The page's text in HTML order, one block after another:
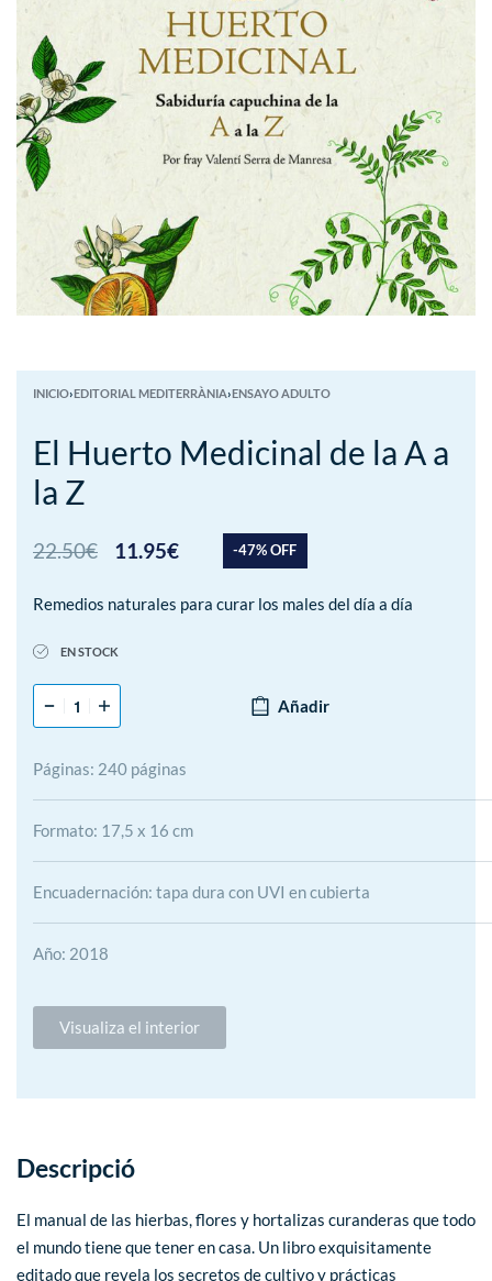
INICIO›EDITORIAL MEDITERRÀNIA›ENSAYO ADULTO
El Huerto Medicinal de la A a
la Z
22.50€ 11.95€ -47% OFF
Remedios naturales para curar los males del día a día
EN STOCK
Añadir
Páginas: 240 páginas
Formato: 17,5 x 16 cm
Encuadernación: tapa dura con UVI en cubierta
Año: 2018
Visualiza el interior
Descripció
El manual de las hierbas, flores y hortalizas curanderas que todo
el mundo tiene que tener en casa. Un libro exquisitamente
editado que revela los secretos de cultivo y prácticas